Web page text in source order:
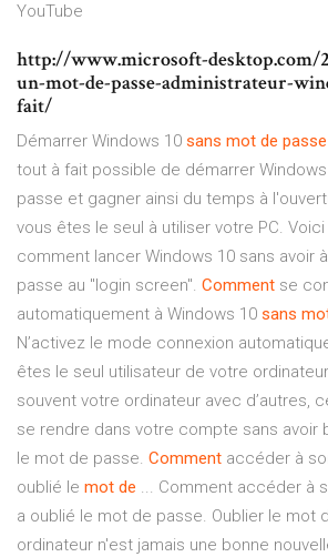
YouTube
http://www.microsoft-desktop.com/
un-mot-de-passe-administrateur-
fait/
Démarrer Windows 10 sans mot de passe
tout à fait possible de démarrer
passe et gagner ainsi du temps à
vous êtes le seul à utiliser votre PC.
comment lancer Windows 10 sans avoir
passe au "login screen". Comment se
automatiquement à Windows 10 sans
N’activez le mode connexion
êtes le seul utilisateur de votre
souvent votre ordinateur avec d’autres,
se rendre dans votre compte sans avoir
le mot de passe. Comment accéder à
oublié le mot de ... Comment accéder à
a oublié le mot de passe. Oublier le mot
ordinateur n'est jamais une bonne